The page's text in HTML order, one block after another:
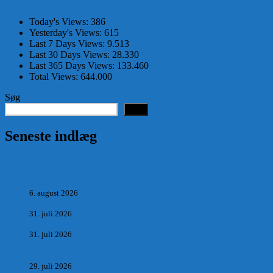
Today's Views: 386
Yesterday's Views: 615
Last 7 Days Views: 9.513
Last 30 Days Views: 28.330
Last 365 Days Views: 133.460
Total Views: 644.000
Søg
Seneste indlæg
6. august 2026
31. juli 2026
31. juli 2026
29. juli 2026